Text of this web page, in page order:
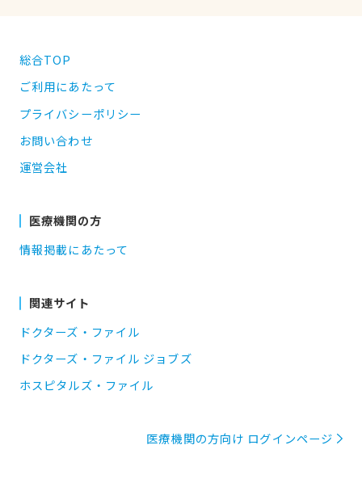
総合TOP
ご利用にあたって
プライバシーポリシー
お問い合わせ
運営会社
医療機関の方
情報掲載にあたって
関連サイト
ドクターズ・ファイル
ドクターズ・ファイル ジョブズ
ホスピタルズ・ファイル
医療機関の方向け ログインページ